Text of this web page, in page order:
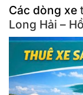
Các dòng xe
Long Hải –